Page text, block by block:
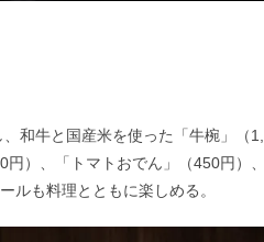
、和牛と国産米を使った「牛椀」（
）、「トマトおでん」（450円）
ルも料理とともに楽しめる。